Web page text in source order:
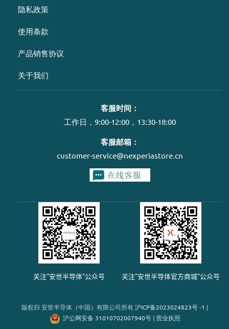
隐私政策
使用条款
产品销售协议
关于我们
客服时间：
工作日，9:00-12:00，13:30-18:00
客服邮箱：
customer-service@nexperiastore.cn
关注"安世半导体"公众号 关注"安世半导体官方商城"公众号
版权归 安世半导体（中国）有限公司所有沪ICP备2023024823号 -1 |
沪公网安备 31010702007940号 |营业执照